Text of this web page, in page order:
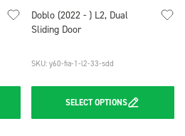
Doblo (2022 - ) L2, Dual
Sliding Door
SKU: y60-fia-1-l2-33-sdd
SELECTOPTIONS